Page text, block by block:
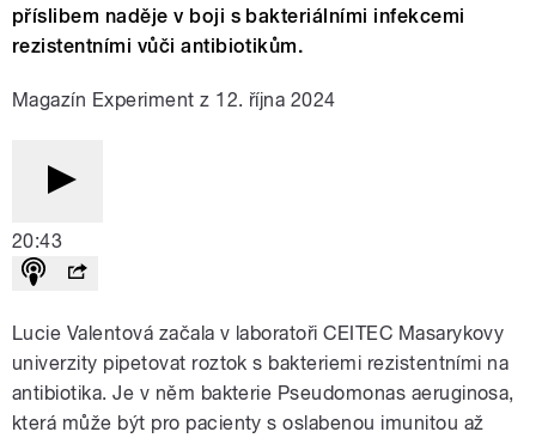
příslibem naděje v boji s bakteriálními infekcemi
rezistentními vůči antibiotikům.
Magazín Experiment z 12. října 2024
20:43
Lucie Valentová začala v laboratoři CEITEC Masarykovy
univerzity pipetovat roztok s bakteriemi rezistentními na
antibiotika. Je v něm bakterie Pseudomonas aeruginosa,
která může být pro pacienty s oslabenou imunitou až